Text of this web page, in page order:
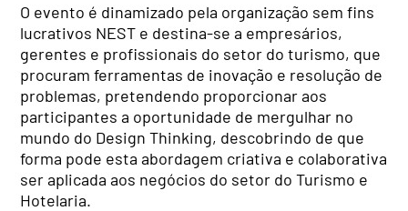
O evento é dinamizado pela organização sem fins
lucrativos NEST e destina-se a empresários,
gerentes e profissionais do setor do turismo, que
procuram ferramentas de inovação e resolução de
problemas, pretendendo proporcionar aos
participantes a oportunidade de mergulhar no
mundo do Design Thinking, descobrindo de que
forma pode esta abordagem criativa e colaborativa
ser aplicada aos negócios do setor do Turismo e
Hotelaria.